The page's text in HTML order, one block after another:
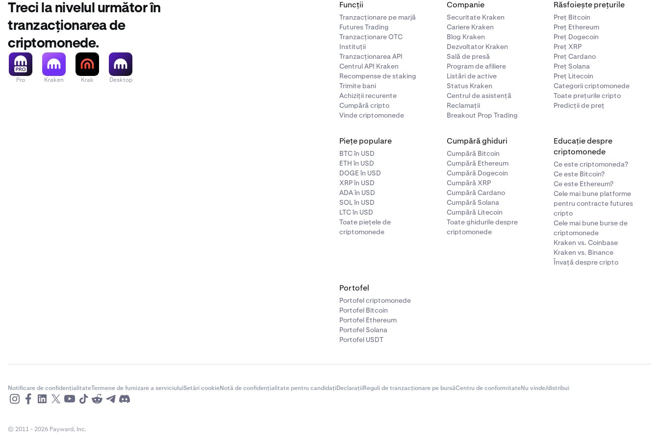
În imaginea de exemplu de mai sus, menținerea cursorului pe graficul de adâncime
afișează detalii pentru un „zid de vânzare” la 2.830 USD.
Treci la nivelul următor în
tranzacționarea de
criptomonede.
Pro Kraken Krak Desktop
Funcții
Tranzacționare pe marjă
Futures Trading
Tranzacționare OTC
Instituții
Tranzacționarea API
Centrul API Kraken
Recompense de staking
Trimite bani
Achiziții recurente
Cumpără cripto
Vinde criptomonede
Companie
Securitate Kraken
Cariere Kraken
Blog Kraken
Dezvoltator Kraken
Sală de presă
Program de afiliere
Listări de active
Status Kraken
Centrul de asistență
Reclamații
Breakout Prop Trading
Răsfoiește prețurile
Preț Bitcoin
Preț Ethereum
Preț Dogecoin
Preț XRP
Preț Cardano
Preț Solana
Preț Litecoin
Categorii criptomonede
Toate prețurile cripto
Predicții de preț
Piețe populare
BTC în USD
ETH în USD
DOGE în USD
XRP în USD
ADA în USD
SOL în USD
LTC în USD
Toate piețele de
criptomonede
Cumpără ghiduri
Cumpără Bitcoin
Cumpără Ethereum
Cumpără Dogecoin
Cumpără XRP
Cumpără Cardano
Cumpără Solana
Cumpără Litecoin
Toate ghidurile despre
criptomonede
Educație despre
criptomonede
Ce este criptomoneda?
Ce este Bitcoin?
Ce este Ethereum?
Cele mai bune platforme
pentru contracte futures
cripto
Cele mai bune burse de
criptomonede
Kraken vs. Coinbase
Kraken vs. Binance
Învață despre cripto
Portofel
Portofel criptomonede
Portofel Bitcoin
Portofel Ethereum
Portofel Solana
Portofel USDT
Notificare de confidențialitateTermene de furnizare a serviciuluiSetări cookieNotă de confidențialitate pentru candidațiDeclarațiiReguli de tranzacționare pe bursăCentru de conformitateNu vinde/distribui
© 2011 - 2026 Payward, Inc.